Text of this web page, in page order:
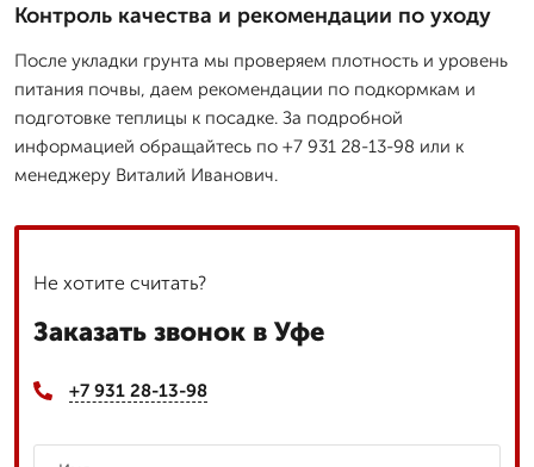
Контроль качества и рекомендации по уходу
После укладки грунта мы проверяем плотность и уровень
питания почвы, даем рекомендации по подкормкам и
подготовке теплицы к посадке. За подробной
информацией обращайтесь по +7 931 28-13-98 или к
менеджеру Виталий Иванович.
Не хотите считать?
Заказать звонок в Уфе
+7 931 28-13-98